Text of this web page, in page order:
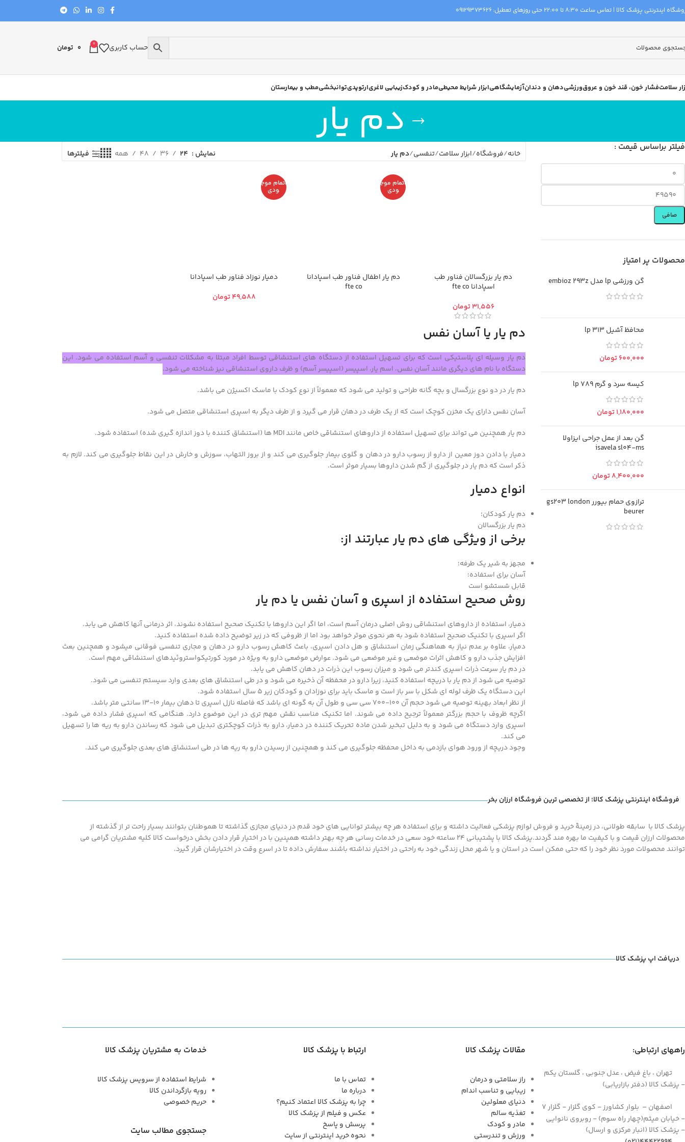
اینترنتی پزشک کالا | تماس ساعت 8:30 تا 22:00 حتی روزهای تعطیل: 09129373626
حساب کاربری 0
0 تومان
سلامتفشار خون، قند خون و عروقورزشیدهان و دندانآزمایشگاهیابزار شرایط محیطیمادر و کودکزیبایی لاغریارتوپدیتوانبخشیمطب و بیمارستان
دم یار فیلتر براساس قیمت :
صافی
محصولات پر امتیاز
گن ورزشی lp مدل embioz 293z
محافظ آشیل 313 lp
تومان
کیسه سرد و گرم 789 lp
تومان
گن بعد از عمل جراحی ایزاولا
isavela sl04-ms
تومان
ترازوی حمام بیورر gs203 london
beurer
خانه فروشگاه ابزار سلامت تنفسی دم یار نمایش 24
36
48 همه فیلترها
دم یار بزرگسالان فناور طب
اسپادانا fte co
تومان
اتمام موج
ودی
دم یار اطفال فناور طب اسپادانا
fte co
اتمام موج
ودی
دمیار نوزاد فناور طب اسپادانا
تومان
دم یار یا آسان نفس
دم یار وسیله ای پلاستیکی است که برای تسهیل استفاده از دستگاه های استنشاقی توسط افراد مبتلا به مشکلات تنفسی و آسم استفاده می شود. این
دستگاه با نام های دیگری مانند آسان نفس، اسم یار، اسپیسر (اسپیسر آسم) و ظرف داروی استنشاقی نیز شناخته می شود.
دم یار در دو نوع بزرگسال و بچه گانه طراحی و تولید می شود که معمولاً از نوع کودک با ماسک اکسیژن می باشد.
آسان نفس دارای یک مخزن کوچک است که از یک طرف در دهان قرار می گیرد و از طرف دیگر به اسپری استنشاقی متصل می شود.
دم یار همچنین می تواند برای تسهیل استفاده از داروهای استنشاقی خاص مانند MDI ها (استنشاق کننده با دوز اندازه گیری شده) استفاده شود.
دمیار با دادن دوز معین از دارو از رسوب دارو در دهان و گلوی بیمار جلوگیری می کند و از بروز التهاب، سوزش و خارش در این نقاط جلوگیری می کند. لازم به
ذکر است که دم یار در جلوگیری از گم شدن داروها بسیار موثر است.
انواع دمیار
دم یار کودکان؛
دم یار بزرگسالان
برخی از ویژگی های دم یار عبارتند از:
مجهز به شیر یک طرفه؛
آسان برای استفاده؛
قابل شستشو است
روش صحیح استفاده از اسپری و آسان نفس یا دم یار
دمیار، استفاده از داروهای استنشاقی روش اصلی درمان آسم است، اما اگر این داروها با تکنیک صحیح استفاده نشوند، اثر درمانی آنها کاهش می یابد.
اگر اسپری با تکنیک صحیح استفاده شود به هر نحوی موثر خواهد بود اما از ظروفی که در زیر توضیح داده شده استفاده کنید.
دمیار، علاوه بر عدم نیاز به هماهنگی زمان استنشاق و هل دادن اسپری، باعث کاهش رسوب دارو در دهان و مجاری تنفسی فوقانی میشود و همچنین بعث
افزایش جذب دارو و کاهش اثرات موضعی و غیر موضعی می شود. عوارض موضعی دارو به ویژه در مورد کورتیکواستروئیدهای استنشاقی مهم است.
در دم یار سرعت ذرات اسپری کندتر می شود و میزان رسوب این ذرات در دهان کاهش می یابد.
توصیه می شود از دم یار با دریچه استفاده کنید، زیرا دارو در محفظه آن ذخیره می شود و در طی استنشاق های بعدی وارد سیستم تنفسی می شود.
این دستگاه یک ظرف لوله ای شکل با سر باز است و ماسک باید برای نوزادان و کودکان زیر 5 سال استفاده شود.
از نظر ابعاد بهینه توصیه می شود حجم آن 100-700 سی سی و طول آن به گونه ای باشد که فاصله نازل اسپری تا دهان بیمار 10-13 سانتی متر باشد.
اگرچه ظروف با حجم بزرگتر معمولاً ترجیح داده می شوند. اما تکنیک مناسب نقش مهم تری در این موضوع دارد. هنگامی که اسپری فشار داده می شود،
اسپری وارد دستگاه می شود و به دلیل تبخیر شدن ماده تحریک کننده در دمیار، دارو به ذرات کوچکتری تبدیل می شود که رساندن دارو به ریه ها را تسهیل
می کند.
وجود دریچه از ورود هوای بازدمی به داخل محفظه جلوگیری می کند و همچنین از رسیدن دارو به ریه ها در طی استنشاق های بعدی جلوگیری می کند.
فروشگاه اینترنتی پزشک کالا؛ از تخصصی ترین فروشگاه ارزان بخر
پزشک کالا با سابقه طولانی، در زمینۀ خرید و فروش لوازم پزشکی فعالیت داشته و برای استفاده هر چه بیشتر توانایی های خود قدم در دنیای مجازی گذاشته تا هموطنان بتوانند بسیار راحت تر از گذشته از
محصولات ارزان قیمت و با کیفیت ما بهره مند گردند.پزشک کالا با پشتیبانی 24 ساعته خود سعی در خدمات رسانی هر چه بهتر داشته همپنین با در اختیار قرار دادن بخش درخواست کالا کلیه مشتریان گرامی می
توانند محصولات مورد نظر خود را که حتی ممکن است در استان و یا شهر محل زندگی خود به راحتی در اختیار نداشته باشند سفارش داده تا در اسرع وقت در اختیارشان قرار گیرد.
دریافت اپ پزشک کالا
خدمات به مشتریان پزشک کالا
شرایط استفاده از سرویس پزشک کالا
رویه بازگرداندن کالا
حریم خصوصی
جستجوی مطالب سایت
ارتباط با پزشک کالا
تماس با ما
درباره ما
چرا به پزشک کالا اعتماد کنیم؟
عکس و فیلم از پزشک کالا
پرسش و پاسخ
نحوه خرید اینترنتی از سایت
مقالات پزشک کالا
راز سلامتی و درمان
زیبایی و تناسب اندام
دنیای معلولین
تغذیه سالم
مادر و کودک
ورزش و تندرستی
راههای ارتباطی:
تهران ، باغ فیض ، عدل جنوبی ، گلستان یکم
- پزشک کالا (دفتر بازاریابی)
اصفهان – بلوار کشاورز - کوی گلزار - گلزار 7
- خیابان میثم(چهار راه سوم) - روبروی نانوایی
- پزشک کالا (انبار مرکزی و ارسال)